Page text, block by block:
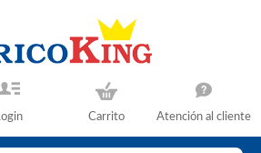
Login Carrito Atención al cliente